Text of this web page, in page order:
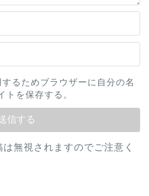
るためブラウザーに自分の名
トを保存する。
無視されますのでご注意く